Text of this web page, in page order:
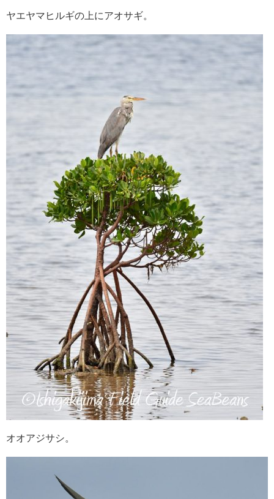
ヤエヤマヒルギの上にアオサギ。
オオアジサシ。